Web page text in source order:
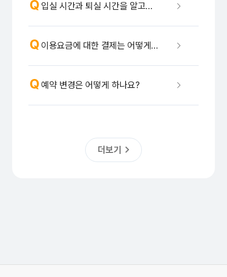
입실 시간과 퇴실 시간을 알고싶어요.
이용요금에 대한 결제는 어떻게 지불하나요?
예약 변경은 어떻게 하나요?
더보기